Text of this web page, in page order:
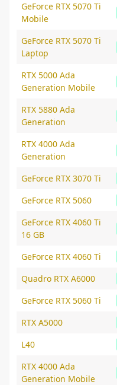
GeForce RTX 5070 Ti
Mobile
GeForce RTX 5070 Ti
Laptop
RTX 5000 Ada
Generation Mobile
RTX 5880 Ada
Generation
RTX 4000 Ada
Generation
GeForce RTX 3070 Ti
GeForce RTX 5060
GeForce RTX 4060 Ti
16 GB
GeForce RTX 4060 Ti
Quadro RTX A6000
GeForce RTX 5060 Ti
RTX A5000
L40
RTX 4000 Ada
Generation Mobile